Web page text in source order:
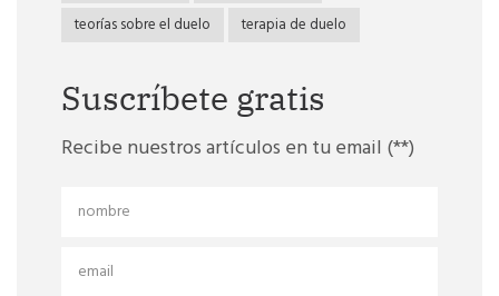
teorías sobre el duelo
terapia de duelo
Suscríbete gratis
Recibe nuestros artículos en tu email (**)